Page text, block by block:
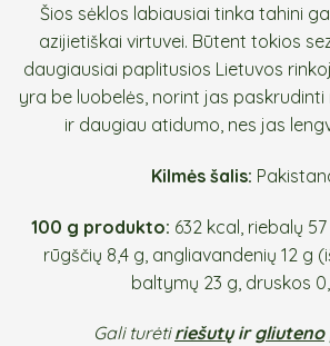
Šios sėklos labiausiai tinka tahini
azijietiškai virtuvei. Būtent tokios
daugiausiai paplitusios Lietuvos
yra be luobelės, norint jas paskrudinti
ir daugiau atidumo, nes jas
Kilmės šalis:
100 g produkto: 632 kcal, riebalų
rūgščių 8,4 g, angliavandenių 12 g
baltymų 23 g, druskos
Gali turėtiriešutųirgliuteno